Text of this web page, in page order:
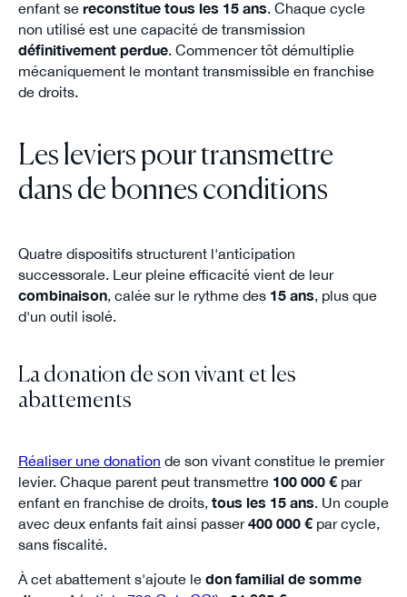
enfant se reconstitue tous les 15 ans. Chaque cycle
non utilisé est une capacité de transmission
définitivement perdue. Commencer tôt démultiplie
mécaniquement le montant transmissible en franchise
de droits.
Les leviers pour transmettre
dans de bonnes conditions
Quatre dispositifs structurent l'anticipation
successorale. Leur pleine efficacité vient de leur
combinaison, calée sur le rythme des 15 ans, plus que
d'un outil isolé.
La donation de son vivant et les
abattements
Réaliser une donation de son vivant constitue le premier
levier. Chaque parent peut transmettre 100 000 €par
enfant en franchise de droits, tous les 15 ans. Un couple
avec deux enfants fait ainsi passer400 000 €par cycle,
sans fiscalité.
À cet abattement s'ajoute le don familial de somme